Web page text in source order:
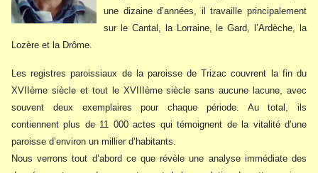
une dizaine d’années, il travaille principalement
sur le Cantal, la Lorraine, le Gard, l’Ardèche, la
Lozère et la Drôme.
Les registres paroissiaux de la paroisse de Trizac couvrent la fin du
XVIIème siècle et tout le XVIIIème siècle sans aucune lacune, avec
souvent deux exemplaires pour chaque période. Au total, ils
contiennent plus de 11 000 actes qui témoignent de la vitalité d’une
paroisse d’environ un millier d’habitants.
Nous verrons tout d’abord ce que révèle une analyse immédiate des